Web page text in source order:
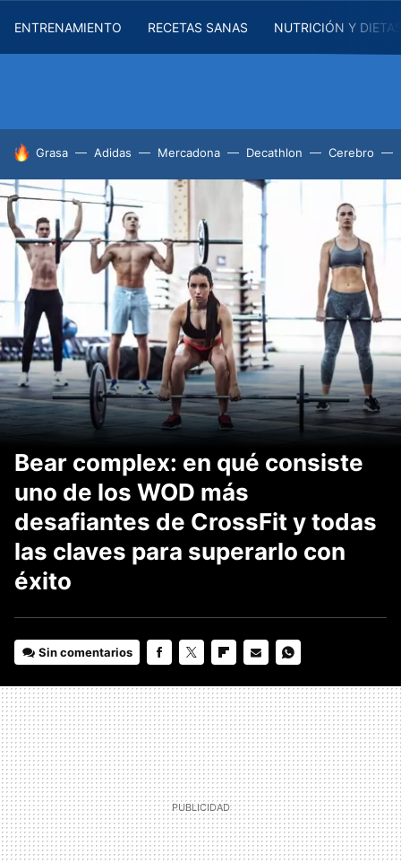
ENTRENAMIENTO RECETAS SANAS NUTRICIÓN Y
HOY SE HABLA DE
Grasa Adidas Mercadona Decathlon Cerebro
Bear complex: en qué consiste
uno de los WOD más
desafiantes de CrossFit y todas
las claves para superarlo con
éxito
Sin comentarios
MAIL